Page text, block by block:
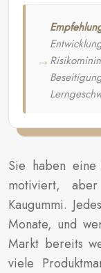
Sie haben
motiviert,
Kaugummi.
Monate, und
Markt bereits
viele